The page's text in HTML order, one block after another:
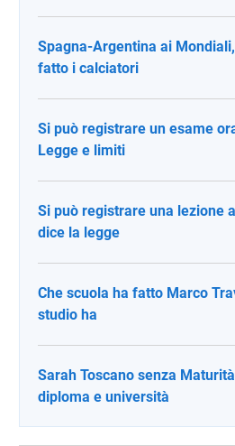
Spagna-Argentina ai
fatto i calciatori
Si può registrare un esame
Legge e limiti
Si può registrare una lezione
dice la legge
Che scuola ha fatto Marco
studio ha
Sarah Toscano senza
diploma e università